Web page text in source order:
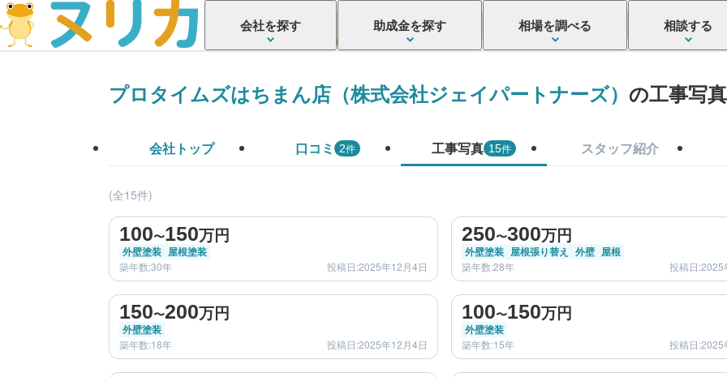
会社を探す 助成金を探す 相場を調べる 相談する
プロタイムズはちまん店（株式会社ジェイパートナーズ） の工事写
会社トップ 口コミ 2件 工事写真 15件 スタッフ紹介
(全15件)
before
100〜150万円
外壁塗装 屋根塗装
築年数:30年 投稿日:2025年12月4日
250〜300万円
外壁塗装 屋根張り替え 外壁 屋根
築年数:28年 投稿日:2025
before
150〜200万円
外壁塗装
築年数:18年 投稿日:2025年12月4日
before
100〜150万円
外壁塗装
築年数:15年 投稿日:2025
before before